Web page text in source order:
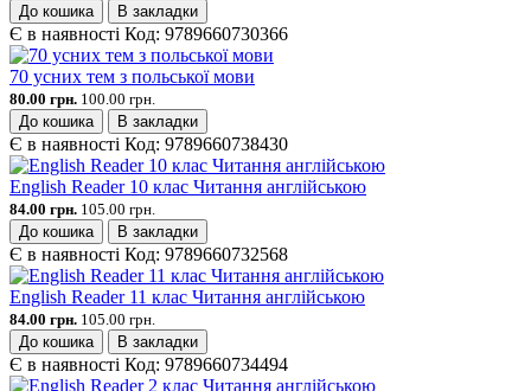
До кошика
В закладки
Є в наявності Код: 9789660730366
70 усних тем з польської мови
80.00 грн. 100.00 грн.
До кошика
В закладки
Є в наявності Код: 9789660738430
English Reader 10 клас Читання англійською
84.00 грн. 105.00 грн.
До кошика
В закладки
Є в наявності Код: 9789660732568
English Reader 11 клас Читання англійською
84.00 грн. 105.00 грн.
До кошика
В закладки
Є в наявності Код: 9789660734494